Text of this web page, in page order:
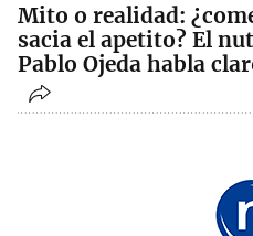
Mito o realidad:
sacia el apetito? El
Pablo Ojeda habla